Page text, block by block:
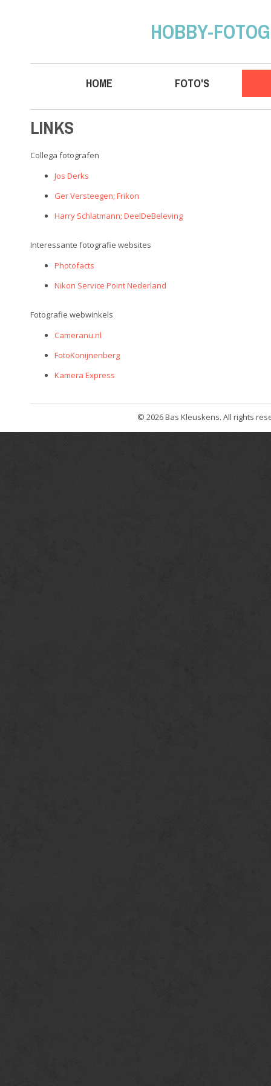
HOBBY-
HOME FOTO'S
LINKS
Collega fotografen
Jos Derks
Ger Versteegen; Frikon
Harry Schlatmann; DeelDeBeleving
Interessante fotografie websites
Photofacts
Nikon Service Point Nederland
Fotografie webwinkels
Cameranu.nl
FotoKonijnenberg
Kamera Express
© 2026 Bas Kleuskens. All rights